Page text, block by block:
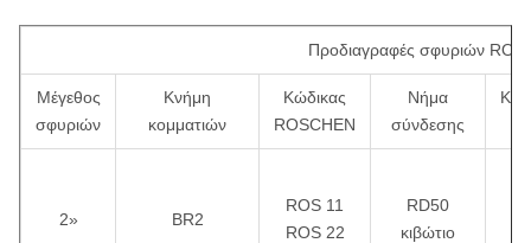
Προδιαγραφές σφυριών
Μέγεθος
σφυριών
Κνήμη
κομματιών
Κώδικας
ROSCHEN
Νήμα
σύνδεσης
2» BR2
ROS 11
ROS 22
RD50
κιβώτιο